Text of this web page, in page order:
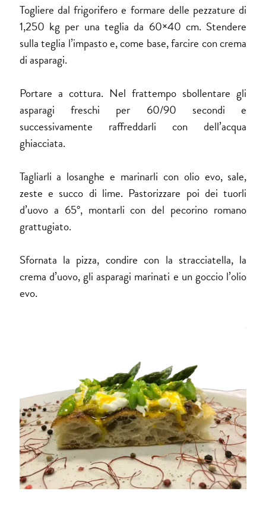
Togliere dal frigorifero e formare delle pezzature di
1,250 kg per una teglia da 60×40 cm. Stendere
sulla teglia l’impasto e, come base, farcire con crema
di asparagi.
Portare a cottura. Nel frattempo sbollentare gli
asparagi freschi per 60/90 secondi e
successivamente raffreddarli con dell’acqua
ghiacciata.
Tagliarli a losanghe e marinarli con olio evo, sale,
zeste e succo di lime. Pastorizzare poi dei tuorli
d’uovo a 65°, montarli con del pecorino romano
grattugiato.
Sfornata la pizza, condire con la stracciatella, la
crema d’uovo, gli asparagi marinati e un goccio l’olio
evo.